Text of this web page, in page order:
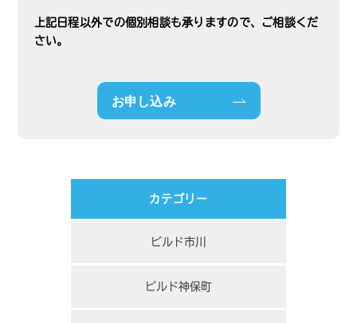
上記日程以外での個別相談も承りますので、ご相談くだ
さい。
お申し込み
カテゴリー
ビルド市川
ビルド神保町